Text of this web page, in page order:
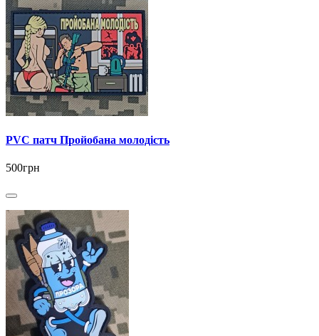
PVC патч Пройобана молодість
500грн